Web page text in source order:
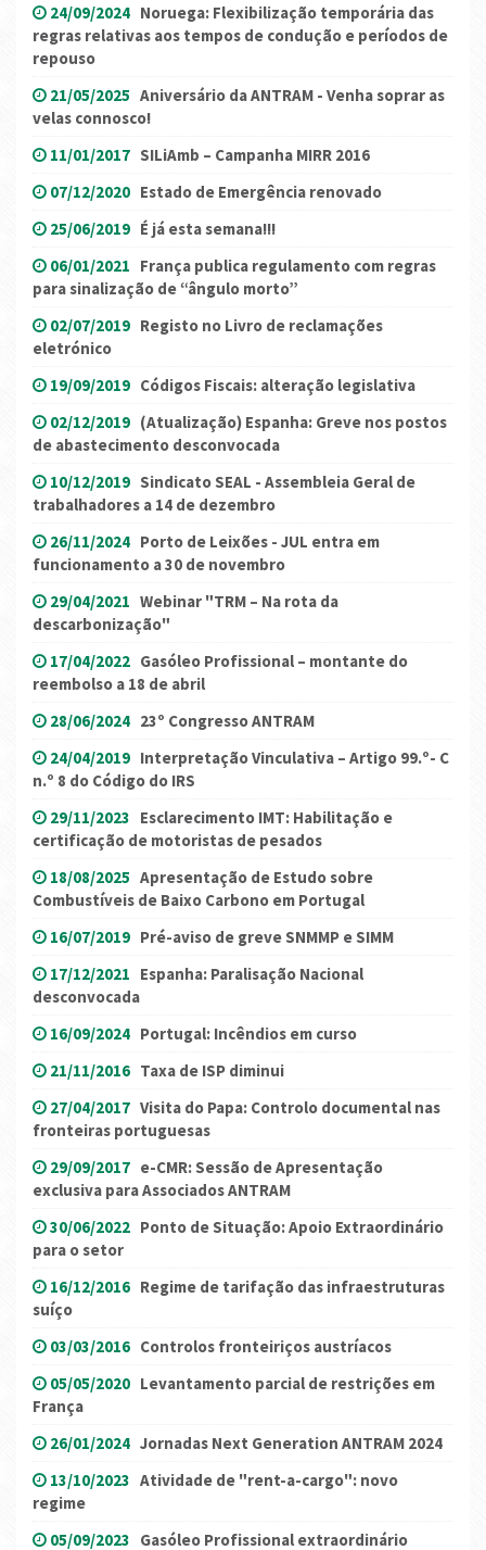
24/09/2024 Noruega: Flexibilização temporária das
regras relativas aos tempos de condução e períodos de
repouso
21/05/2025 Aniversário da ANTRAM - Venha soprar as
velas connosco!
11/01/2017 SILiAmb – Campanha MIRR 2016
07/12/2020 Estado de Emergência renovado
25/06/2019 É já esta semana!!!
06/01/2021 França publica regulamento com regras
para sinalização de “ângulo morto”
02/07/2019 Registo no Livro de reclamações
eletrónico
19/09/2019 Códigos Fiscais: alteração legislativa
02/12/2019 (Atualização) Espanha: Greve nos postos
de abastecimento desconvocada
10/12/2019 Sindicato SEAL - Assembleia Geral de
trabalhadores a 14 de dezembro
26/11/2024 Porto de Leixões - JUL entra em
funcionamento a 30 de novembro
29/04/2021 Webinar "TRM – Na rota da
descarbonização"
17/04/2022 Gasóleo Profissional – montante do
reembolso a 18 de abril
28/06/2024 23º Congresso ANTRAM
24/04/2019 Interpretação Vinculativa – Artigo 99.º- C
n.º 8 do Código do IRS
29/11/2023 Esclarecimento IMT: Habilitação e
certificação de motoristas de pesados
18/08/2025 Apresentação de Estudo sobre
Combustíveis de Baixo Carbono em Portugal
16/07/2019 Pré-aviso de greve SNMMP e SIMM
17/12/2021 Espanha: Paralisação Nacional
desconvocada
16/09/2024 Portugal: Incêndios em curso
21/11/2016 Taxa de ISP diminui
27/04/2017 Visita do Papa: Controlo documental nas
fronteiras portuguesas
29/09/2017 e-CMR: Sessão de Apresentação
exclusiva para Associados ANTRAM
30/06/2022 Ponto de Situação: Apoio Extraordinário
para o setor
16/12/2016 Regime de tarifação das infraestruturas
suíço
03/03/2016 Controlos fronteiriços austríacos
05/05/2020 Levantamento parcial de restrições em
França
26/01/2024 Jornadas Next Generation ANTRAM 2024
13/10/2023 Atividade de "rent-a-cargo": novo
regime
05/09/2023 Gasóleo Profissional extraordinário